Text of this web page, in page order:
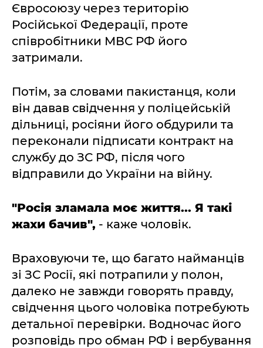
Євросоюзу через територію
Російської Федерації, проте
співробітники МВС РФ його
затримали.
Потім, за словами пакистанця, коли
він давав свідчення у поліцейській
дільниці, росіяни його обдурили та
переконали підписати контракт на
службу до ЗС РФ, після чого
відправили до України на війну.
"Росія зламала моє життя... Я такі
жахи бачив", - каже чоловік.
Враховуючи те, що багато найманців
зі ЗС Росії, які потрапили у полон,
далеко не завжди говорять правду,
свідчення цього чоловіка потребують
детальної перевірки. Водночас його
розповідь про обман РФ і вербування